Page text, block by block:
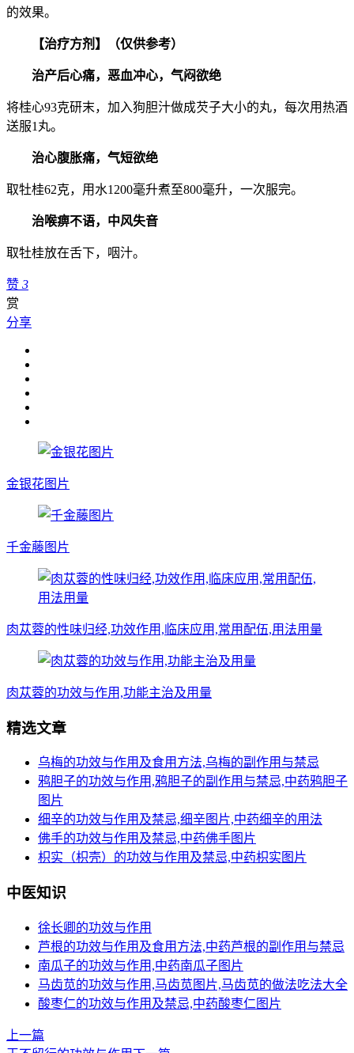
的效果。
【治疗方剂】（仅供参考）
治产后心痛，恶血冲心，气闷欲绝
将桂心93克研末，加入狗胆汁做成芡子大小的丸，每次用热酒
送服1丸。
治心腹胀痛，气短欲绝
取牡桂62克，用水1200毫升煮至800毫升，一次服完。
治喉痹不语，中风失音
取牡桂放在舌下，咽汁。
赞 3
赏
分享
金银花图片
千金藤图片
肉苁蓉的性味归经,功效作用,临床应用,常用配伍,用法用量
肉苁蓉的功效与作用,功能主治及用量
精选文章
乌梅的功效与作用及食用方法,乌梅的副作用与禁忌
鸦胆子的功效与作用,鸦胆子的副作用与禁忌,中药鸦胆子
图片
细辛的功效与作用及禁忌,细辛图片,中药细辛的用法
佛手的功效与作用及禁忌,中药佛手图片
枳实（枳壳）的功效与作用及禁忌,中药枳实图片
中医知识
徐长卿的功效与作用
芦根的功效与作用及食用方法,中药芦根的副作用与禁忌
南瓜子的功效与作用,中药南瓜子图片
马齿苋的功效与作用,马齿苋图片,马齿苋的做法吃法大全
酸枣仁的功效与作用及禁忌,中药酸枣仁图片
上一篇